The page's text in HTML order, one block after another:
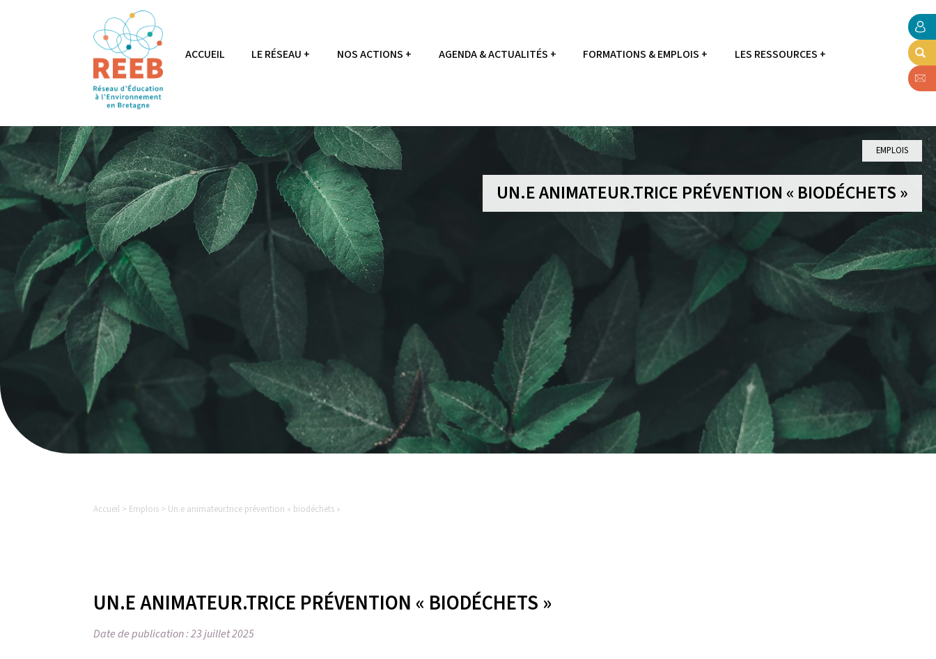
ACCUEIL LE RÉSEAU NOS ACTIONS AGENDA & ACTUALITÉS FORMATIONS & EMPLOIS LES RESSOURCES
EMPLOIS
UN.E ANIMATEUR.TRICE PRÉVENTION « BIODÉCHETS »
Accueil > Emplois > Un.e animateur.trice prévention « biodéchets »
UN.E ANIMATEUR.TRICE PRÉVENTION « BIODÉCHETS »
Date de publication : 23 juillet 2025